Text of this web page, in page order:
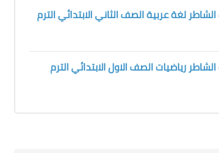
لغة عربية الصف الثاني الابتدائي الترم
رياضيات الصف الاول الابتدائي الترم